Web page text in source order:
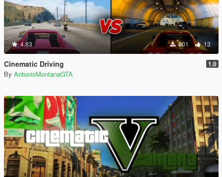
4.83 801 13
Cinematic Driving 1.0
By AntonioMontanaGTA